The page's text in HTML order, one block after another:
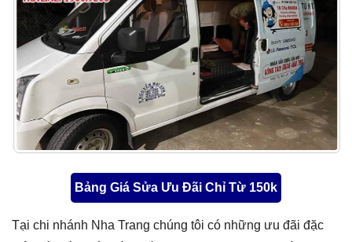
Bảng Giá Sửa Ưu Đãi Chỉ Từ 150k
Tại chi nhánh Nha Trang chúng tôi có những ưu đãi đặc